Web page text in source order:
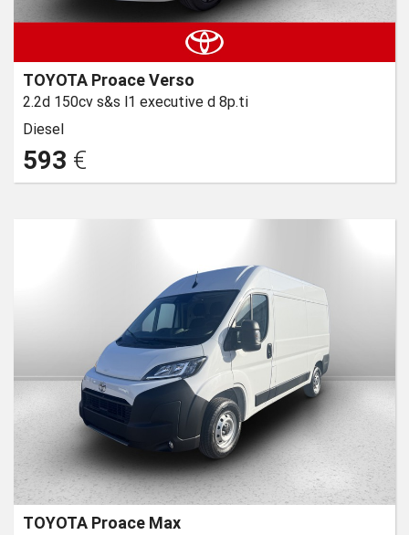
TOYOTA Proace Verso
2.2d 150cv s&s l1 executive d 8p.ti
Diesel
593 €
TOYOTA Proace Max